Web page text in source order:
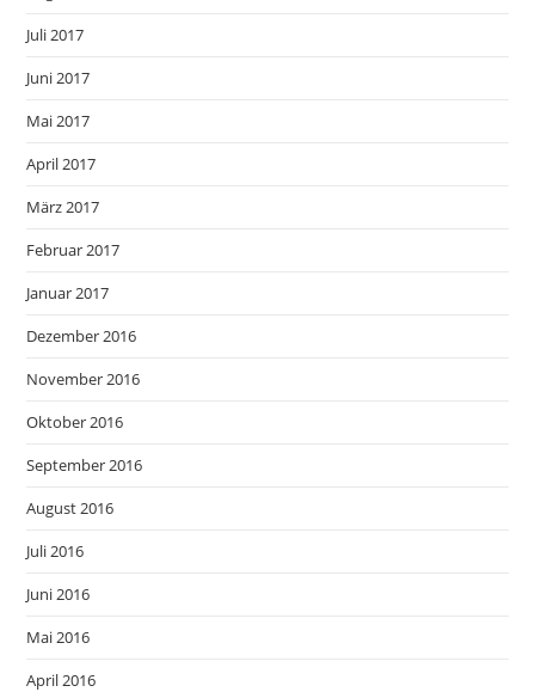
Juli 2017
Juni 2017
Mai 2017
April 2017
März 2017
Februar 2017
Januar 2017
Dezember 2016
November 2016
Oktober 2016
September 2016
August 2016
Juli 2016
Juni 2016
Mai 2016
April 2016